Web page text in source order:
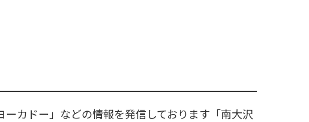
カドー」などの情報を発信しております「南大沢